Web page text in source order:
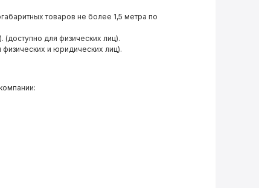
товаров не более 1,5 метра по
(доступно для физических лиц).
и юридических лиц).